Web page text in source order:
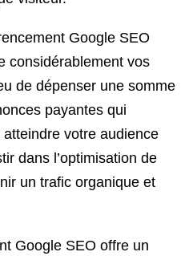
Google SEO
considérablement vos
de dépenser une somme
payantes qui
votre audience
dans l’optimisation de
un trafic organique et
Google SEO offre un